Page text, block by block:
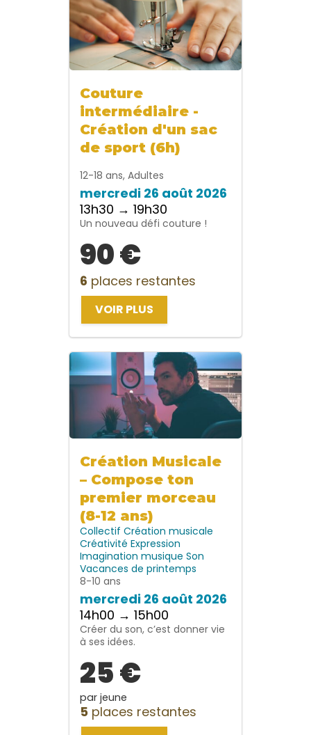
Couture
intermédiaire -
Création d'un sac
de sport (6h)
12-18 ans, Adultes
mercredi 26 août 2026
13h30 → 19h30
Un nouveau défi couture !
90 €
6 places restantes
VOIR PLUS
Création Musicale
– Compose ton
premier morceau
(8-12 ans)
Collectif Création musicale
Créativité Expression
Imagination musique Son
Vacances de printemps
8-10 ans
mercredi 26 août 2026
14h00 → 15h00
Créer du son, c’est donner vie
à ses idées.
25 €
par jeune
5 places restantes